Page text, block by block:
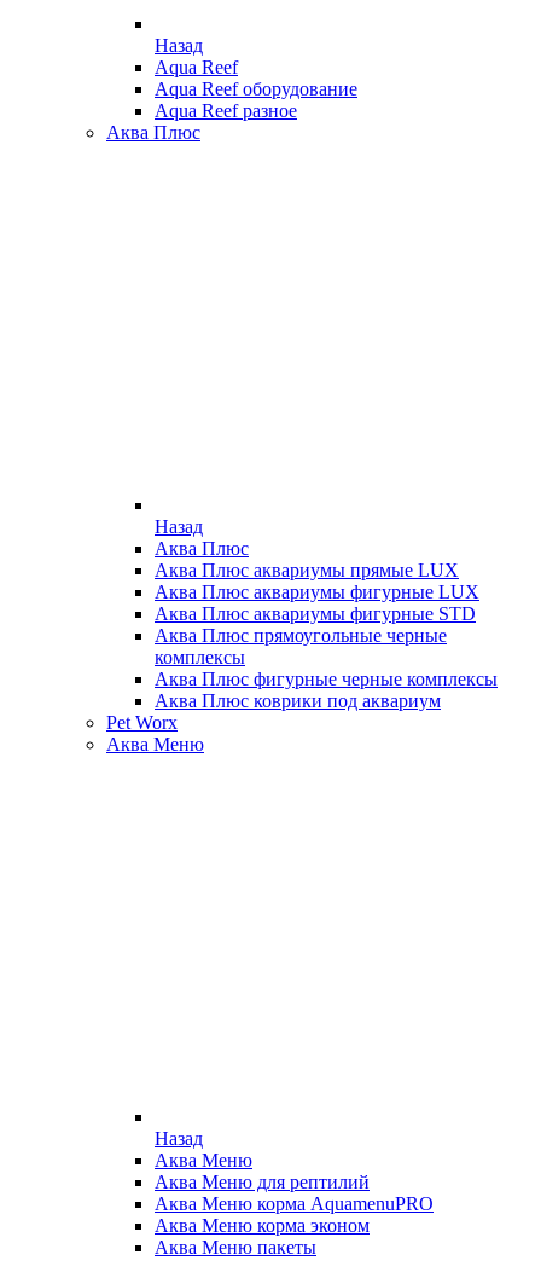
Назад
Aqua Reef
Aqua Reef оборудование
Aqua Reef разное
Аква Плюс
Назад
Аква Плюс
Аква Плюс аквариумы прямые LUX
Аква Плюс аквариумы фигурные LUX
Аква Плюс аквариумы фигурные STD
Аква Плюс прямоугольные черные
комплексы
Аква Плюс фигурные черные комплексы
Аква Плюс коврики под аквариум
Pet Worx
Аква Меню
Назад
Аква Меню
Аква Меню для рептилий
Аква Меню корма AquamenuPRO
Аква Меню корма эконом
Аква Меню пакеты